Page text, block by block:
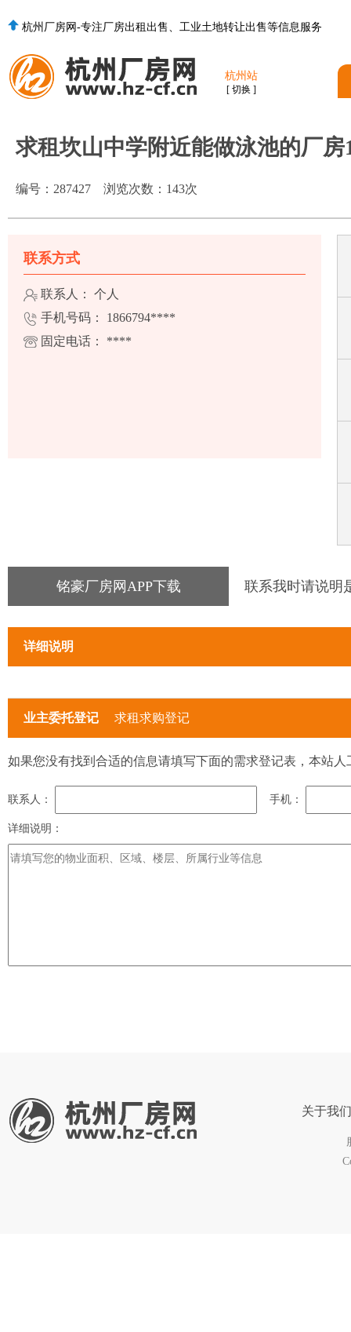
杭州厂房网-专注厂房出租出售、工业土地转让出售等信息服务
杭州站
[ 切换 ]
求租坎山中学附近能做泳池的厂房
编号： 287427 浏览次数： 143次
联系方式
联系人： 个人
手机号码： 1866794****
固定电话： ****
铭豪厂房网APP下载 联系我时请说明
详细说明
业主委托登记 求租求购登记
如果您没有找到合适的信息请填写下面的需求登记表，本站
联系人： 手机：
详细说明：
关于我们